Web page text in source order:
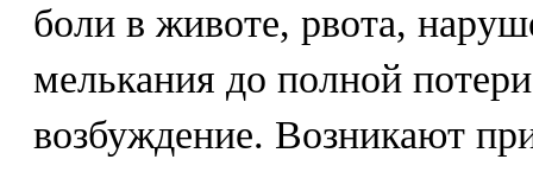
боли в животе, рвота,
мелькания до полной
возбуждение. Возникают